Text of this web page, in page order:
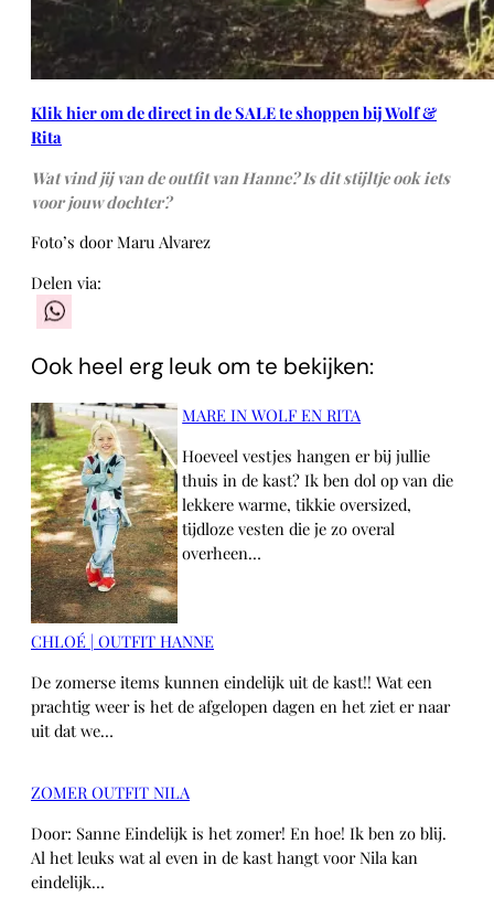
Klik hier om de direct in de SALE te shoppen bij Wolf &
Rita
Wat vind jij van de outfit van Hanne? Is dit stijltje ook iets
voor jouw dochter?
Foto’s door Maru Alvarez
Delen via:
Ook heel erg leuk om te bekijken:
MARE IN WOLF EN RITA
Hoeveel vestjes hangen er bij jullie
thuis in de kast? Ik ben dol op van die
lekkere warme, tikkie oversized,
tijdloze vesten die je zo overal
overheen…
CHLOÉ | OUTFIT HANNE
De zomerse items kunnen eindelijk uit de kast!! Wat een
prachtig weer is het de afgelopen dagen en het ziet er naar
uit dat we…
ZOMER OUTFIT NILA
Door: Sanne Eindelijk is het zomer! En hoe! Ik ben zo blij.
Al het leuks wat al even in de kast hangt voor Nila kan
eindelijk…